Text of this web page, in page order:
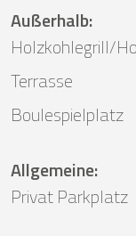
Außerhalb:
Holzkohlegrill/
Terrasse
Boulespielplatz
Allgemeine:
Privat Parkplatz